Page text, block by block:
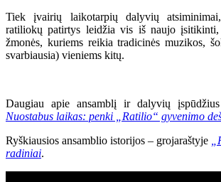
Tiek įvairių laikotarpių dalyvių
ratiliokų patirtys leidžia vis iš naujo
žmonės, kuriems reikia tradicinės muzikos,
svarbiausia) vieniems kitų.
Daugiau apie ansamblį ir dalyvių
Nuostabus laikas: penki „Ratilio“ gyvenimo
Ryškiausios ansamblio istorijos – grojaraštyje
radiniai.